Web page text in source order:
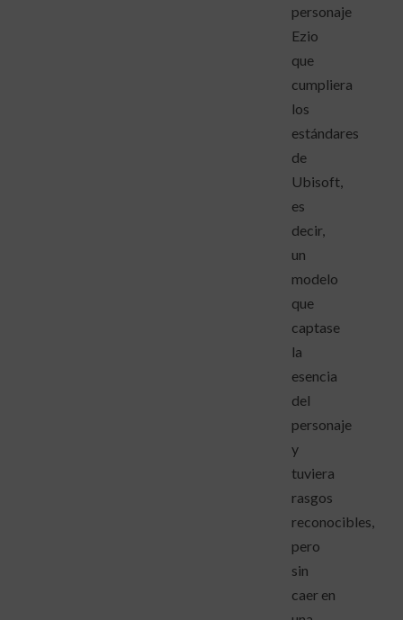
personaje
Ezio
que
cumpliera
los
estándares
de
Ubisoft,
es
decir,
un
modelo
que
captase
la
esencia
del
personaje
y
tuviera
rasgos
reconocibles,
pero
sin
caer en